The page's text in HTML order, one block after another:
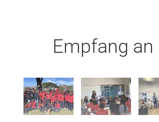
Empfang